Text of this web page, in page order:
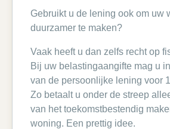
Gebruikt u de lening ook om uw
duurzamer te maken?
Vaak heeft u dan zelfs recht op
Bij uw belastingaangifte mag u
van de persoonlijke lening voor
Zo betaalt u onder de streep
van het toekomstbestendig
woning. Een prettig idee.